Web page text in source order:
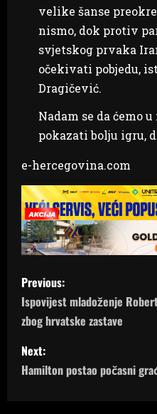
velike šanse
nismo, dok protiv
svjetskog prvaka
očekivati pobjedu,
Dragičević.
Nadam se da ćemo
pokazati bolju igru,
e-hercegovina.com
P
o
s
t
Previous:
Ispovijest mladoženje
zbog hrvatske zastave
Next:
Hamilton postao počasni